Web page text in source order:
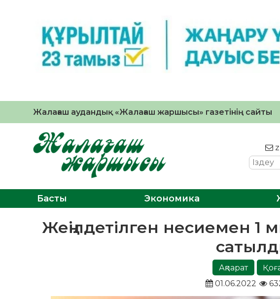
Жалағаш аудандық «Жалағаш жаршысы» газетінің сайты
Басты Экономика
Жеңілдетілген несиемен 1
Ақпарат
01.06.2022